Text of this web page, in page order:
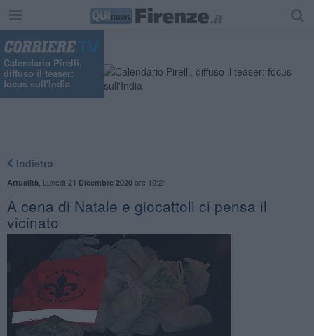
Calendario Pirelli,
diffuso il teaser:
focus sull'India
Indietro
Attualità Lunedì 21 Dicembre 2020ore 10:21
A cena di Natale e giocattoli ci pensa il
vicinato